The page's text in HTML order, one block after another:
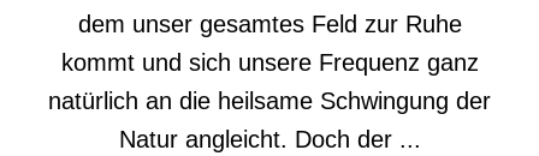
dem unser gesamtes Feld zur Ruhe
kommt und sich unsere Frequenz ganz
natürlich an die heilsame Schwingung der
Natur angleicht. Doch der ...